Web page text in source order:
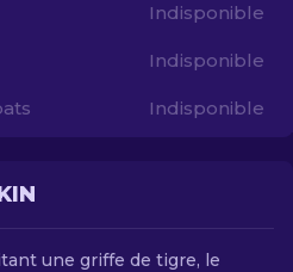
Indisponible
Indisponible
Indisponible
une griffe de tigre, le